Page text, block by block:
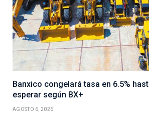
Banxico congelará tasa en 6.5%
esperar según BX+
AGOSTO 6, 2026